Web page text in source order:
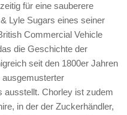
für eine sauberere
Lyle Sugars eines seiner
Commercial Vehicle
die Geschichte der
seit den 1800er Jahren
ausgemusterter
ausstellt. Chorley ist zudem
in der der Zuckerhändler,